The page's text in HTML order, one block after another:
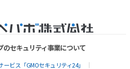
のセキュリティ事業について
ビス「GMOセキュリティ24」